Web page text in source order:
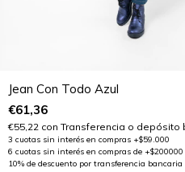
Jean Con Todo Azul
€61,36
€55,22 con Transferencia o depósito